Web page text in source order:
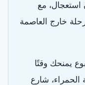
استعجال، مع
خارج العاصمة
يمنحك وقتًا
الحمراء، شارع